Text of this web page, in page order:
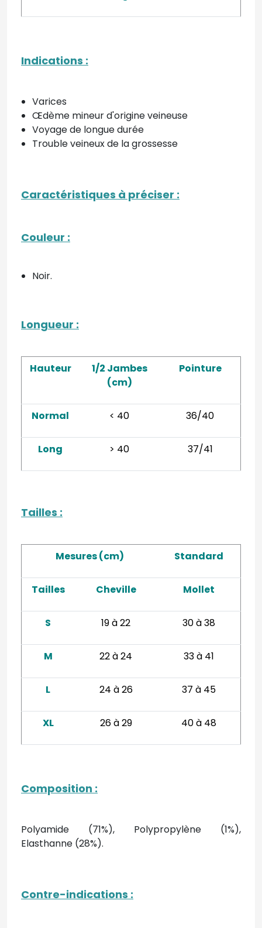
Indications :
Varices
Œdème mineur d'origine veineuse
Voyage de longue durée
Trouble veineux de la grossesse
Caractéristiques à préciser :
Couleur :
Noir.
Longueur :
Hauteur
1/2 Jambes
(cm)
Pointure
Normal < 40 36/40
Long > 40 37/41
Tailles :
Mesures (cm) Standard
Tailles Cheville Mollet
S 19 à 22 30 à 38
M 22 à 24 33 à 41
L 24 à 26 37 à 45
XL 26 à 29 40 à 48
Composition :
Polyamide (71%), Polypropylène (1%),
Elasthanne (28%).
Contre-indications :